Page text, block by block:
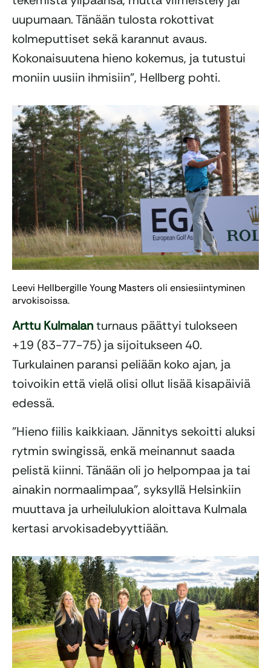
uupumaan. Tänään tulosta rokottivat
kolmeputtiset sekä karannut avaus.
Kokonaisuutena hieno kokemus, ja tutustui
moniin uusiin ihmisiin”, Hellberg pohti.
Leevi Hellbergille Young Masters oli ensiesiintyminen
arvokisoissa.
Arttu Kulmalanturnaus päättyi tulokseen
+19 (83-77-75) ja sijoitukseen 40.
Turkulainen paransi peliään koko ajan, ja
toivoikin että vielä olisi ollut lisää kisapäiviä
edessä.
”Hieno fiilis kaikkiaan. Jännitys sekoitti aluksi
rytmin swingissä, enkä meinannut saada
pelistä kiinni. Tänään oli jo helpompaa ja tai
ainakin normaalimpaa”, syksyllä Helsinkiin
muuttava ja urheilulukion aloittava Kulmala
kertasi arvokisadebyyttiään.